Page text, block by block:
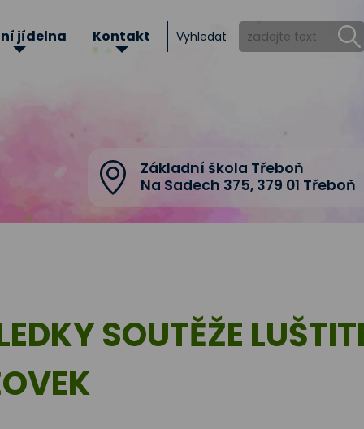
Základní škola Třeboň
Na Sadech 375,379 01 Třeboň
jídelna Kontakt Vyhledat
SOUTĚŽE